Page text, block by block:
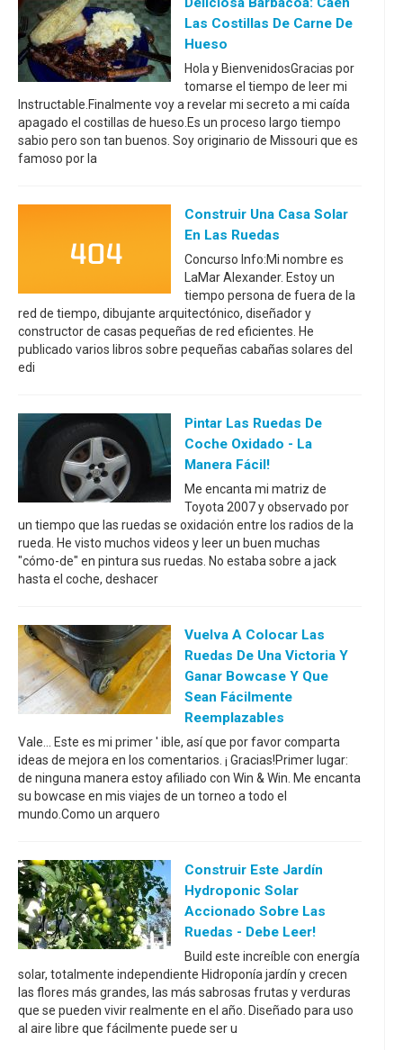
Las Costillas De Carne De
Hueso
Hola y BienvenidosGracias por
tomarse el tiempo de leer mi
Instructable.Finalmente voy a revelar mi secreto a mi caída
apagado el costillas de hueso.Es un proceso largo tiempo
sabio pero son tan buenos. Soy originario de Missouri que es
famoso por la
Construir Una Casa Solar
En Las Ruedas
Concurso Info:Mi nombre es
LaMar Alexander. Estoy un
tiempo persona de fuera de la
red de tiempo, dibujante arquitectónico, diseñador y
constructor de casas pequeñas de red eficientes. He
publicado varios libros sobre pequeñas cabañas solares del
edi
Pintar Las Ruedas De
Coche Oxidado - La
Manera Fácil!
Me encanta mi matriz de
Toyota 2007 y observado por
un tiempo que las ruedas se oxidación entre los radios de la
rueda. He visto muchos videos y leer un buen muchas
"cómo-de" en pintura sus ruedas. No estaba sobre a jack
hasta el coche, deshacer
Vuelva A Colocar Las
Ruedas De Una Victoria Y
Ganar Bowcase Y Que
Sean Fácilmente
Reemplazables
Vale... Este es mi primer ' ible, así que por favor comparta
ideas de mejora en los comentarios. ¡ Gracias!Primer lugar:
de ninguna manera estoy afiliado con Win & Win. Me encanta
su bowcase en mis viajes de un torneo a todo el
mundo.Como un arquero
Construir Este Jardín
Hydroponic Solar
Accionado Sobre Las
Ruedas - Debe Leer!
Build este increíble con energía
solar, totalmente independiente Hidroponía jardín y crecen
las flores más grandes, las más sabrosas frutas y verduras
que se pueden vivir realmente en el año. Diseñado para uso
al aire libre que fácilmente puede ser u